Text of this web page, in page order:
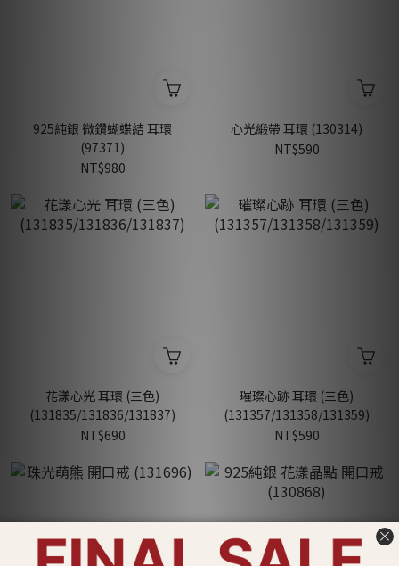
925純銀 微鑽蝴蝶結 耳環
(97371)
NT$980
心光緞帶 耳環 (130314)
NT$590
花漾心光 耳環 (三色)
(131835/131836/131837)
NT$690
璀璨心跡 耳環 (三色)
(131357/131358/131359)
NT$590